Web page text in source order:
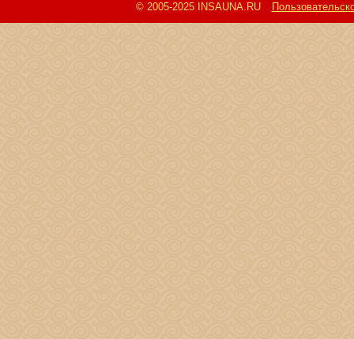
© 2005-2025 INSAUNA.RU